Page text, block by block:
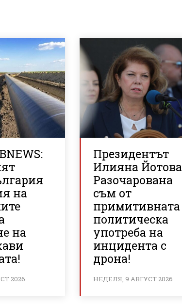
на
на
2026
Президентът
Илияна
Разочарована
съм от
примитивната
политическа
употреба на
инцидента с
дрона!
НЕДЕЛЯ, 9 АВГУСТ 2026